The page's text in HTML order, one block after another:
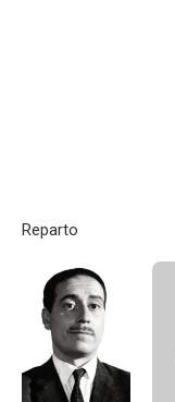
Reparto